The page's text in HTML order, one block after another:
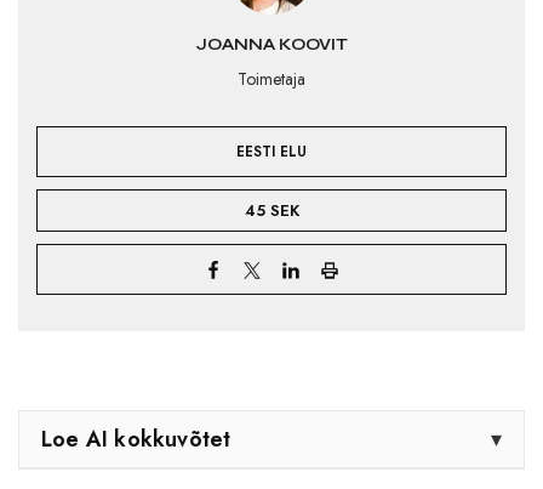
JOANNA KOOVIT
Toimetaja
EESTI ELU
45 SEK
Loe AI kokkuvõtet ▾